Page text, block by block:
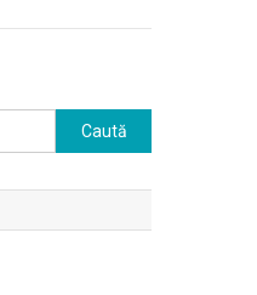
Caută
după: